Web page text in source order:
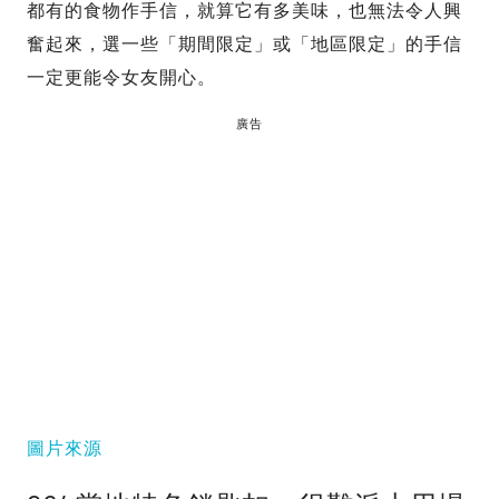
都有的食物作手信，就算它有多美味，也無法令人興
奮起來，選一些「期間限定」或「地區限定」的手信
一定更能令女友開心。
廣告
圖片來源